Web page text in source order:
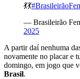
💃💃
— Brasileirão
2025
A partir daí nenhuma
novamente no placar e
domingo, em jogo que
Brasil.